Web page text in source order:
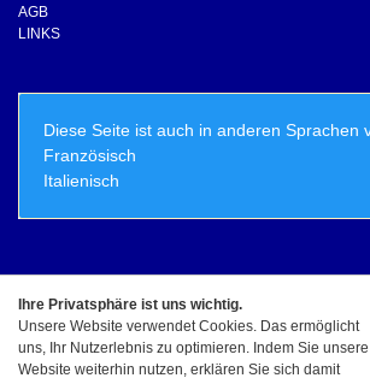
AGB
LINKS
Diese Seite ist auch in anderen Sprachen
Französisch
Italienisch
© Copyright - ElioLicious.ch - Marco Schirle Alle
Ihre Privatsphäre ist uns wichtig.
Unsere Website verwendet Cookies. Das ermöglicht
uns, Ihr Nutzerlebnis zu optimieren. Indem Sie unsere
Website weiterhin nutzen, erklären Sie sich damit